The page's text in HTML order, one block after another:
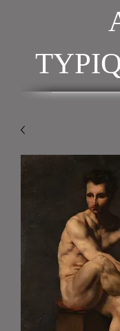
ACHAT /